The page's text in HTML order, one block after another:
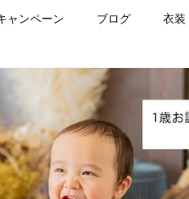
ャンペーン ブログ 衣装